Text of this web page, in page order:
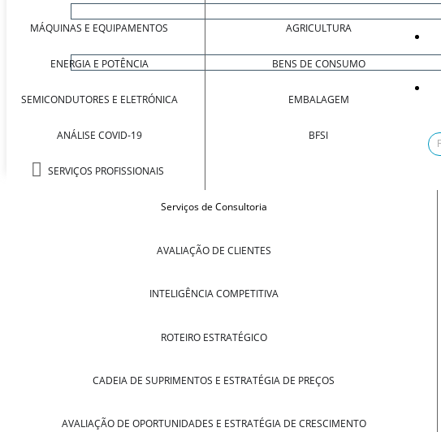
MÁQUINAS E EQUIPAMENTOS
ENERGIA E POTÊNCIA
SEMICONDUTORES E ELETRÓNICA
ANÁLISE COVID-19
SERVIÇOS PROFISSIONAIS
AGRICULTURA
BENS DE CONSUMO
EMBALAGEM
BFSI
Serviços de Consultoria
AVALIAÇÃO DE CLIENTES
INTELIGÊNCIA COMPETITIVA
ROTEIRO ESTRATÉGICO
CADEIA DE SUPRIMENTOS E ESTRATÉGIA DE PREÇOS
AVALIAÇÃO DE OPORTUNIDADES E ESTRATÉGIA DE CRESCIMENTO